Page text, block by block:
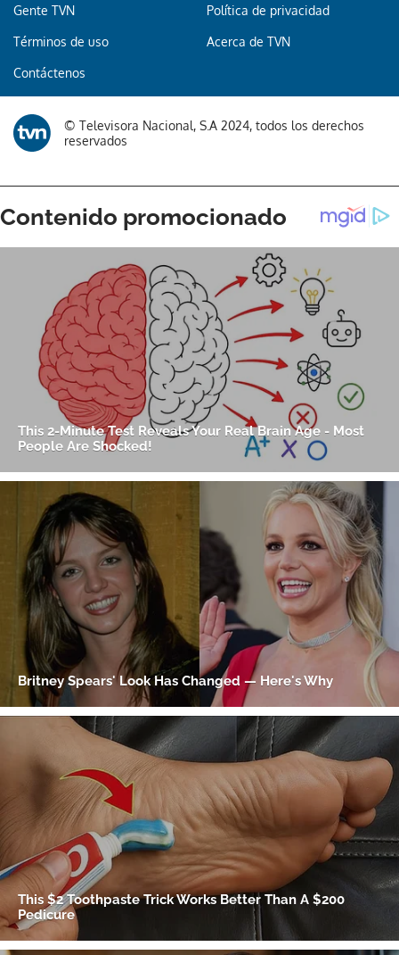
Gente TVN Política de privacidad
Términos de uso Acerca de TVN
Contáctenos
© Televisora Nacional, S.A 2024, todos los derechos
reservados